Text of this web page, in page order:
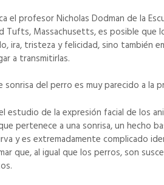
el profesor Nicholas Dodman de la
Tufts, Massachusetts, es posible que
ira, tristeza y felicidad, sino también
a transmitirlas.
sonrisa del perro es muy parecido a la
estudio de la expresión facial de los
pertenece a una sonrisa, un hecho
y es extremadamente complicado
que, al igual que los perros, son